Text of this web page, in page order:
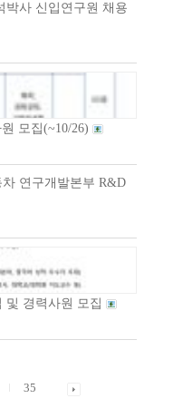
박사 신입연구원 채용
모집(~10/26)
연구개발본부 R&D
및 경력사원 모집
35